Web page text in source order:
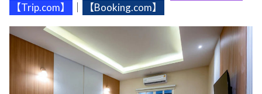
【Trip.com】
【Booking.com】